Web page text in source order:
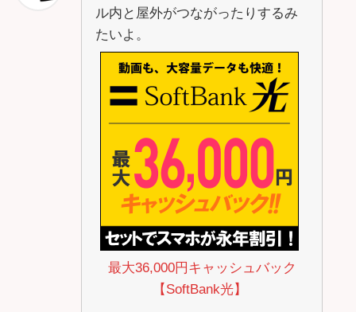
ル内と屋外がつながったりするみ
たいよ。
最大36,000円キャッシュバック
【SoftBank光】